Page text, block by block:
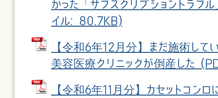
かった「サブスクリプショントラブ
イル: 80.7KB)
【令和6年12月分】まだ施術して
美容医療クリニックが倒産した
【令和6年11月分】カセットコンロ